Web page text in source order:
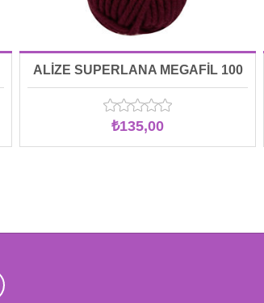
ALİZE SUPERLANA MEGAFİL 100
GR 00057
₺135,00